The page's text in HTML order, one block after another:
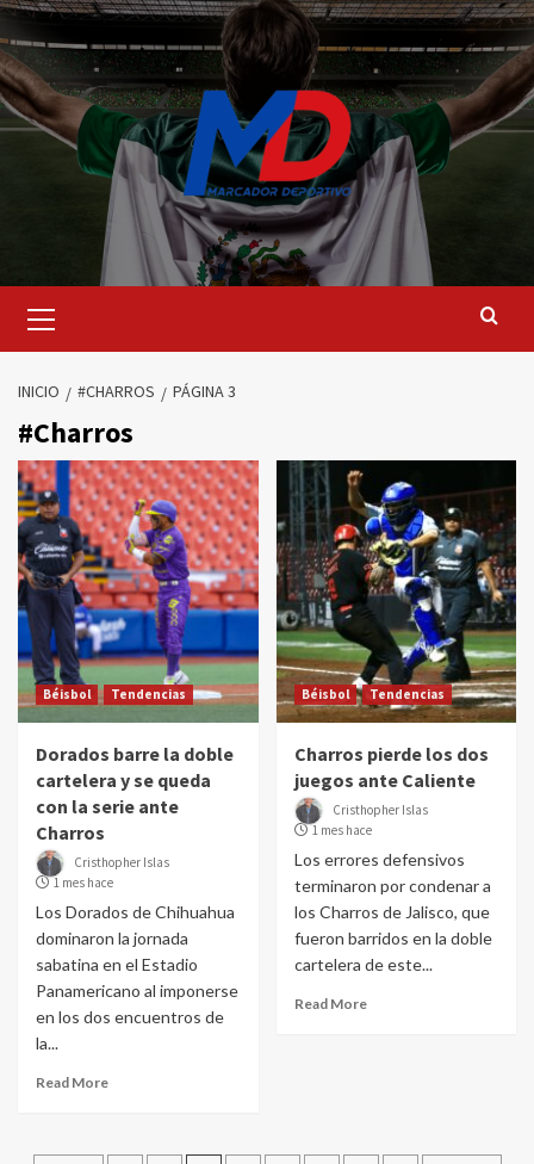
Saltar
al
contenido
principal
INICIO #CHARROS PÁGINA 3
#Charros
Béisbol Tendencias
Dorados barre la doble
cartelera y se queda
con la serie ante
Charros
Cristhopher Islas
1 mes hace
Los Dorados de Chihuahua
dominaron la jornada
sabatina en el Estadio
Panamericano al imponerse
en los dos encuentros de
la...
Read More
Béisbol Tendencias
Charros pierde los dos
juegos ante Caliente
Cristhopher Islas
1 mes hace
Los errores defensivos
terminaron por condenar a
los Charros de Jalisco, que
fueron barridos en la doble
cartelera de este...
Read More